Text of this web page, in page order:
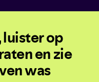
op
en zie
was